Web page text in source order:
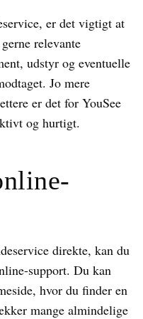
er det vigtigt at
relevante
udstyr og eventuelle
Jo mere
er det for YouSee
og hurtigt.
direkte, kan du
support. Du kan
hvor du finder en
mange almindelige